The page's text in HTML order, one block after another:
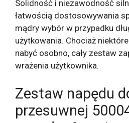
Solidność i niezawodność
łatwością dostosowywania
mądry wybór w przypadku
użytkowania. Chociaż
nabyć osobno, cały zestaw
wrażenia użytkownika.
Zestaw napędu
przesuwnej